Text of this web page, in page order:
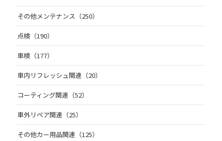
その他メンテナンス（250）
点検（190）
車検（177）
車内リフレッシュ関連（20）
コーティング関連（52）
車外リペア関連（25）
その他カー用品関連（125）